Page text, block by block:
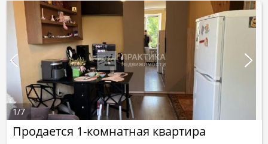
Продается 1-комнатная квартира
1/7